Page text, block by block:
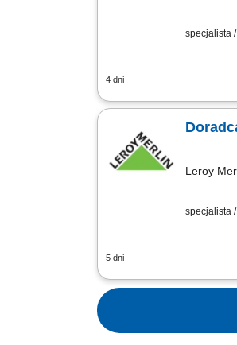
specjalista
4 dni
Pomoc
Leroy
specjalista
5 dni
Co